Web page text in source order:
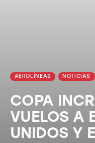
AEROLÍNEAS NOTICIAS
COPA
VUELOS A
UNIDOS Y